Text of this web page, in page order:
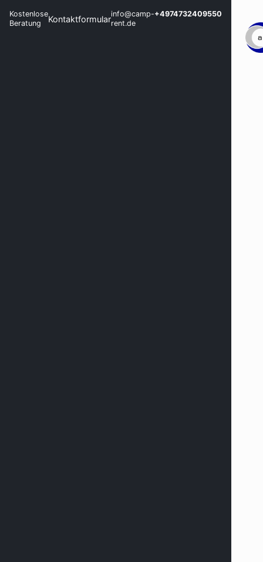
Kostenlose
Beratung
Kontaktformularinfo@camp-
rent.de
+4974732409550